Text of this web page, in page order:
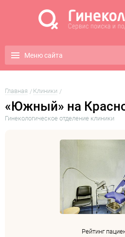
Меню сайта
Главная Клиники
«Южный» на
Гинекологическое отделение клиники
Рейтинг